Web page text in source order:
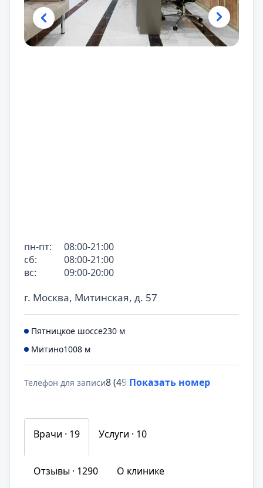
г. Москва, Митинская, д. 57
Пятницкое шоссе230 м
Митино1008 м
Телефон для записи8 (495) 431-69-47
Показать номер
пн-пт:
08:00-21:00
сб:
08:00-21:00
вс:
09:00-20:00
Врачи · 19 Услуги · 10
Отзывы · 1290 О клинике